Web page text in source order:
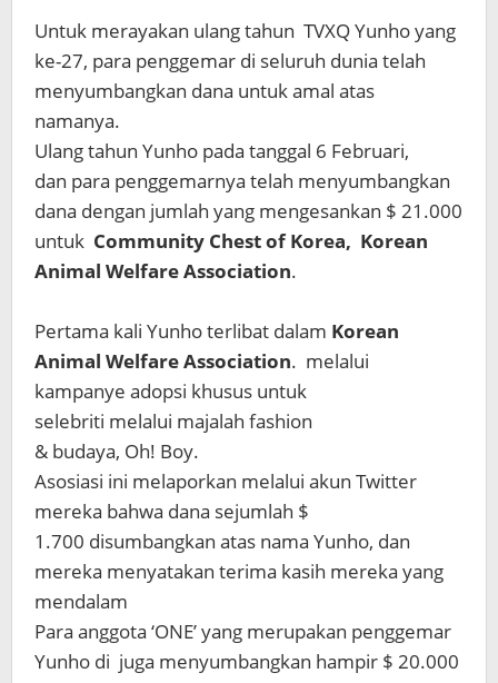
Untuk merayakan ulang tahun TVXQ Yunho yang
ke-27, para penggemar di seluruh dunia telah
menyumbangkan dana untuk amal atas
namanya.
Ulang tahun Yunho pada tanggal 6 Februari,
dan para penggemarnya telah menyumbangkan
dana dengan jumlah yang mengesankan $ 21.000
untuk Community Chest of Korea, Korean
Animal Welfare Association.
Pertama kali Yunho terlibat dalam Korean
Animal Welfare Association. melalui
kampanye adopsi khusus untuk
selebriti melalui majalah fashion
& budaya, Oh! Boy.
Asosiasi ini melaporkan melalui akun Twitter
mereka bahwa dana sejumlah $
1.700 disumbangkan atas nama Yunho, dan
mereka menyatakan terima kasih mereka yang
mendalam
Para anggota ‘ONE’ yang merupakan penggemar
Yunho di juga menyumbangkan hampir $ 20.000